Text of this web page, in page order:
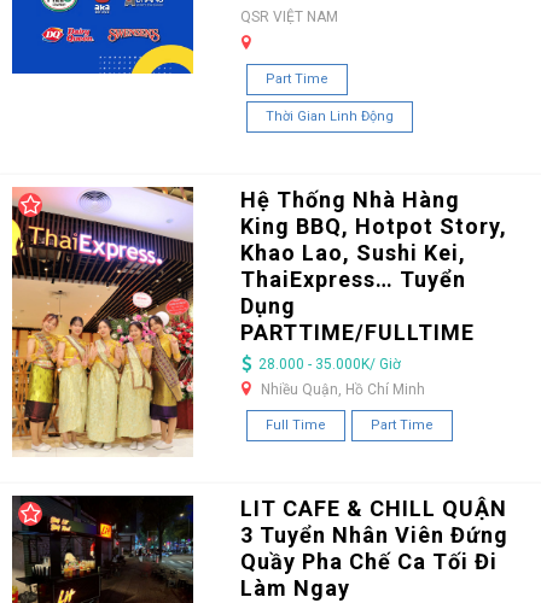
QSR VIỆT NAM
Part Time
Thời Gian Linh Động
Hệ Thống Nhà Hàng
King BBQ, Hotpot Story,
Khao Lao, Sushi Kei,
ThaiExpress… Tuyển
Dụng
PARTTIME/FULLTIME
28.000 - 35.000K/ Giờ
Nhiều Quận, Hồ Chí Minh
Full Time Part Time
LIT CAFE & CHILL QUẬN
3 Tuyển Nhân Viên Đứng
Quầy Pha Chế Ca Tối Đi
Làm Ngay